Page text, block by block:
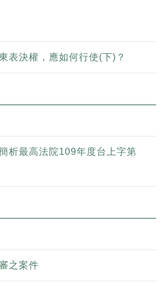
表決權，應如何行使(下)？
析最高法院109年度台上字第
之案件